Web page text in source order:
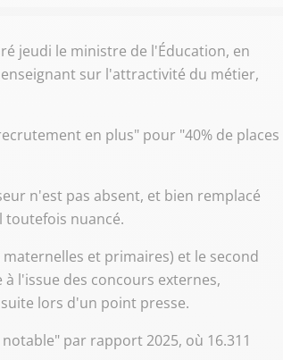
jeudi le ministre de l'Éducation, en
sur l'attractivité du métier,
en plus" pour "40% de places
n'est pas absent, et bien remplacé
toutefois nuancé.
et primaires) et le second
l'issue des concours externes,
lors d'un point presse.
par rapport 2025, où 16.311